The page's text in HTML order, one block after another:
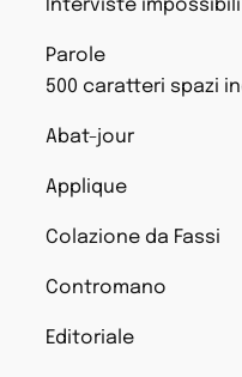
Interviste impossibili
Parole
500 caratteri spazi
Abat-jour
Applique
Colazione da Fassi
Contromano
Editoriale